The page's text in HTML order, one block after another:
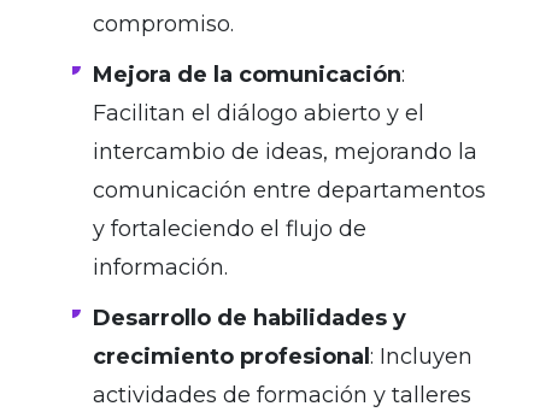
compromiso.
Mejora de la comunicación:
Facilitan el diálogo abierto y el
intercambio de ideas, mejorando la
comunicación entre departamentos
y fortaleciendo el flujo de
información.
Desarrollo de habilidades y
crecimiento profesional : Incluyen
actividades de formación y talleres